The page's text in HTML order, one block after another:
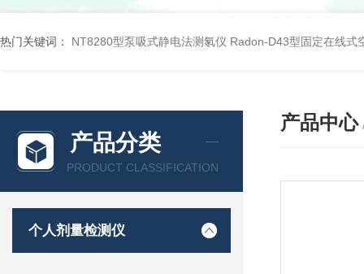
热门关键词： NT8280型泵吸式静电法测氡仪 Radon-D43型固定在线式
产品分类
PRODUCT CLASSIFICATION
个人剂量检测仪
产品中心